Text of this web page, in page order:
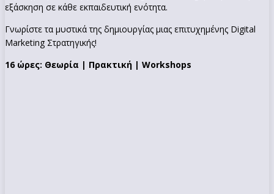
εξάσκηση σε κάθε εκπαιδευτική ενότητα.
Γνωρίστε τα μυστικά της δημιουργίας μιας επιτυχημένης Digital
Marketing Στρατηγικής!
16 ώρες: Θεωρία | Πρακτική | Workshops